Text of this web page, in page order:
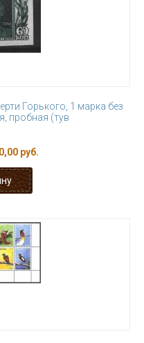
Горького, 1 марка без
пробная (тув
руб.